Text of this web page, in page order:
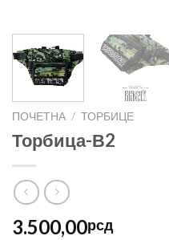
ПОЧЕТНА / ТОРБИЦЕ
Торбица-В2
3.500,00рсд